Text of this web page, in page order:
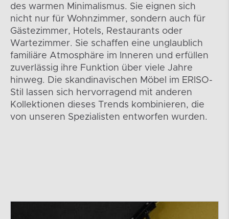
des warmen Minimalismus. Sie eignen sich
nicht nur für Wohnzimmer, sondern auch für
Gästezimmer, Hotels, Restaurants oder
Wartezimmer. Sie schaffen eine unglaublich
familiäre Atmosphäre im Inneren und erfüllen
zuverlässig ihre Funktion über viele Jahre
hinweg. Die skandinavischen Möbel im ERISO-
Stil lassen sich hervorragend mit anderen
Kollektionen dieses Trends kombinieren, die
von unseren Spezialisten entworfen wurden.